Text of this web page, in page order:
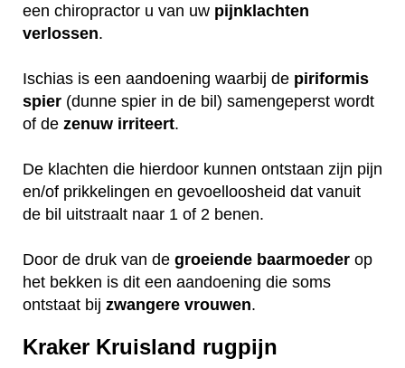
een chiropractor u van uw pijnklachten
verlossen.
Ischias is een aandoening waarbij de piriformis
spier (dunne spier in de bil) samengeperst wordt
of de zenuw irriteert.
De klachten die hierdoor kunnen ontstaan zijn pijn
en/of prikkelingen en gevoelloosheid dat vanuit
de bil uitstraalt naar 1 of 2 benen.
Door de druk van de groeiende baarmoeder op
het bekken is dit een aandoening die soms
ontstaat bij zwangere vrouwen.
Kraker Kruisland rugpijn